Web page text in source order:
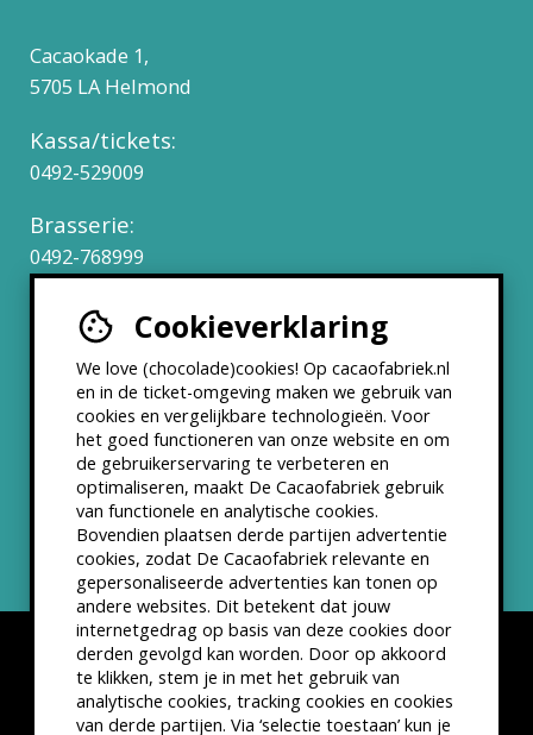
Cookieverklaring
We love (chocolade)cookies! Op cacaofabriek.nl
en in de ticket-omgeving maken we gebruik van
cookies en vergelijkbare technologieën. Voor
het goed functioneren van onze website en om
de gebruikerservaring te verbeteren en
optimaliseren, maakt De Cacaofabriek gebruik
van functionele en analytische cookies.
Bovendien plaatsen derde partijen advertentie
cookies, zodat De Cacaofabriek relevante en
gepersonaliseerde advertenties kan tonen op
andere websites. Dit betekent dat jouw
internetgedrag op basis van deze cookies door
derden gevolgd kan worden. Door op akkoord
te klikken, stem je in met het gebruik van
analytische cookies, tracking cookies en cookies
van derde partijen. Via ‘selectie toestaan’ kun je
Cacaokade 1,
5705 LA Helmond
Kassa/tickets:
0492-529009
Brasserie:
0492-768999
Werken bij
Partners & Samenwerkingen
ANBI status
Nieuwsbrief